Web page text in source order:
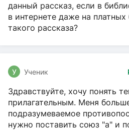
данный рассказ, если в
в интернете даже на платных
такого рассказа?
У Ученик
Здравствуйте, хочу понять
прилагательным. Меня
подразумеваемое
нужно поставить союз "а" и